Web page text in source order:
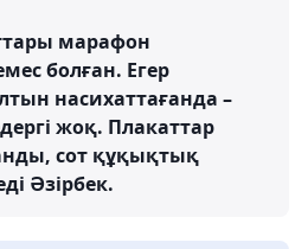
марафон
болған. Егер
насихаттағанда –
жоқ. Плакаттар
сот құқықтық
Әзірбек.